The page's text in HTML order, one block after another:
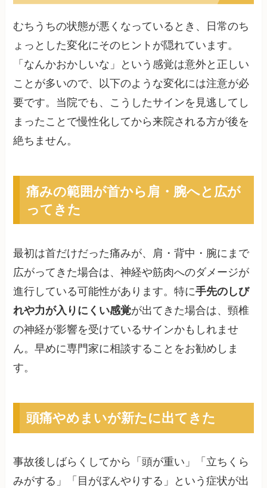
むちうちの状態が悪くなっているとき、日常のち
ょっとした変化にそのヒントが隠れています。
「なんかおかしいな」という感覚は意外と正しい
ことが多いので、以下のような変化には注意が必
要です。当院でも、こうしたサインを見逃してし
まったことで慢性化してから来院される方が後を
絶ちません。
痛みの範囲が首から肩・腕へと広が
ってきた
最初は首だけだった痛みが、肩・背中・腕にまで
広がってきた場合は、神経や筋肉へのダメージが
進行している可能性があります。特に手先のしび
れや力が入りにくい感覚が出てきた場合は、頸椎
の神経が影響を受けているサインかもしれませ
ん。早めに専門家に相談することをお勧めしま
す。
頭痛やめまいが新たに出てきた
事故後しばらくしてから「頭が重い」「立ちくら
みがする」「目がぼんやりする」という症状が出